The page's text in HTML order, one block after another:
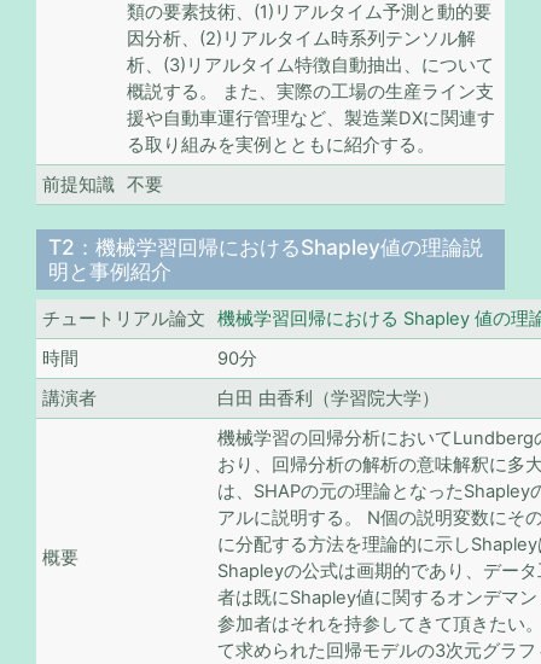
類の要素技術、(1)リアルタイム予測と動的要
因分析、(2)リアルタイム時系列テンソル解
析、(3)リアルタイム特徴自動抽出、について
概説する。 また、実際の工場の生産ライン支
援や自動車運行管理など、製造業DXに関連す
る取り組みを実例とともに紹介する。
前提知識 不要
T2：機械学習回帰におけるShapley値の理論説
明と事例紹介
チュートリアル論文
機械学習回帰における Shapley 値の理
時間
90分
講演者
白田 由香利（学習院大学）
概要
機械学習の回帰分析において
おり、回帰分析の解析の意味解釈に多
は、SHAPの元の理論となった
アルに説明する。 N個の説明変数にそ
に分配する方法を理論的に示し
Shapleyの公式は画期的であり、デー
者は既にShapley値に関するオンデマ
参加者はそれを持参してきて頂きたい
て求められた回帰モデルの3次元グラ